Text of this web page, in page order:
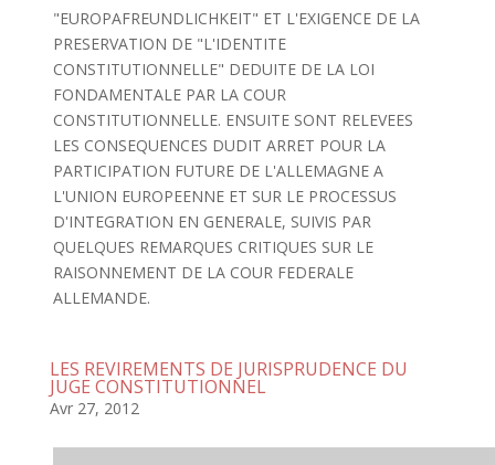
"EUROPAFREUNDLICHKEIT" ET L'EXIGENCE DE LA
PRESERVATION DE "L'IDENTITE
CONSTITUTIONNELLE" DEDUITE DE LA LOI
FONDAMENTALE PAR LA COUR
CONSTITUTIONNELLE. ENSUITE SONT RELEVEES
LES CONSEQUENCES DUDIT ARRET POUR LA
PARTICIPATION FUTURE DE L'ALLEMAGNE A
L'UNION EUROPEENNE ET SUR LE PROCESSUS
D'INTEGRATION EN GENERALE, SUIVIS PAR
QUELQUES REMARQUES CRITIQUES SUR LE
RAISONNEMENT DE LA COUR FEDERALE
ALLEMANDE.
LES REVIREMENTS DE JURISPRUDENCE DU
JUGE CONSTITUTIONNEL
Avr 27, 2012